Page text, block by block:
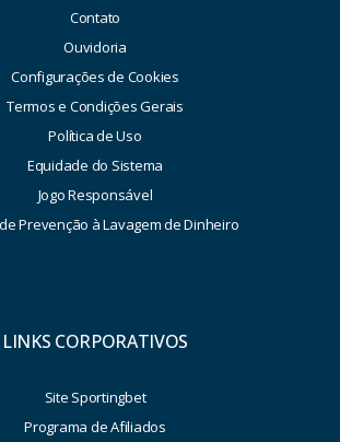
Contato
Ouvidoria
Configurações de Cookies
Termos e Condições Gerais
Política de Uso
Equidade do Sistema
Jogo Responsável
Prevenção à Lavagem de Dinheiro
LINKS CORPORATIVOS
Site Sportingbet
Programa de Afiliados